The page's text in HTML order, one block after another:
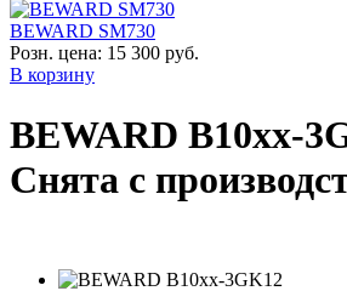
BEWARD SM730
Розн. цена: 15 300 руб.
В корзину
BEWARD B10xx-
Снята с